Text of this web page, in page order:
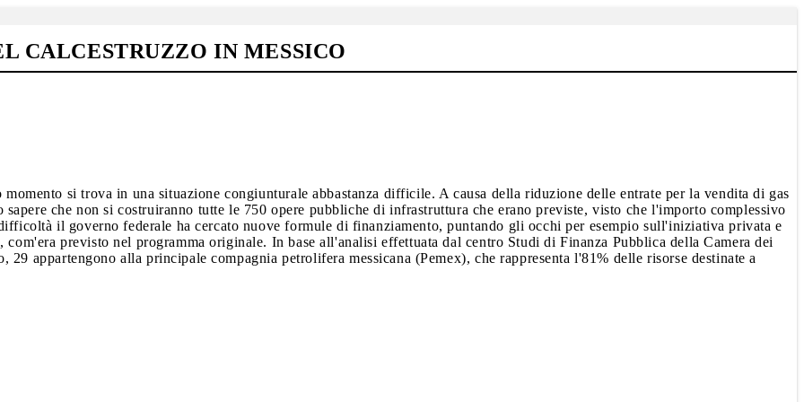
CALCESTRUZZO IN MESSICO
si trova in una situazione congiunturale abbastanza difficile. A causa della riduzione delle entrate per la vendita di gas
che non si costruiranno tutte le 750 opere pubbliche di infrastruttura che erano previste, visto che l'importo complessivo
il governo federale ha cercato nuove formule di finanziamento, puntando gli occhi per esempio sull'iniziativa privata e
previsto nel programma originale. In base all'analisi effettuata dal centro Studi di Finanza Pubblica della Camera dei
appartengono alla principale compagnia petrolifera messicana (Pemex), che rappresenta l'81% delle risorse destinate a